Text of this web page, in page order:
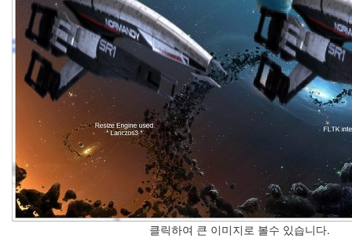
클릭하여 큰 이미지로 볼수 있습니다.